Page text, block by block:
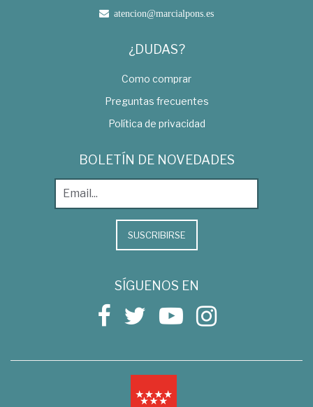
atencion@marcialpons.es
¿DUDAS?
Como comprar
Preguntas frecuentes
Política de privacidad
BOLETÍN DE NOVEDADES
SUSCRIBIRSE
SÍGUENOS EN